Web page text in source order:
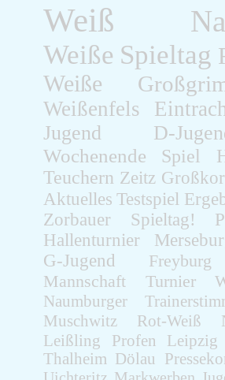
Weiß
Weiße Spieltag
Weiße
Weißenfels
Jugend
D-
Wochenende Spiel
Teuchern Zeitz
Aktuelles Testspiel
Zorbauer
Spieltag!
Hallenturnier
G-Jugend
Freyburg
Mannschaft
Turnier
Naumburger
Muschwitz
Rot-Weiß
Leißling
Profen Leipzig
Thalheim Dölau